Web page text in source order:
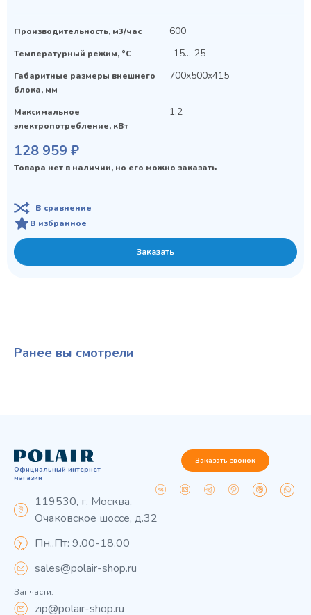
Производительность, м3/час 600
Температурный режим, °C -15...-25
Габаритные размеры внешнего
блока, мм
700x500x415
Maксимальное
электропотребление, кВт
1.2
128 959 ₽
Товара нет в наличии, но его можно заказать
В сравнение
В избранное
Заказать
Ранее вы смотрели
Официальный интернет-
магазин
119530, г. Москва,
Очаковское шоссе, д.32
Пн..Пт: 9.00-18.00
sales@polair-shop.ru
Запчасти:
zip@polair-shop.ru
Заказать звонок